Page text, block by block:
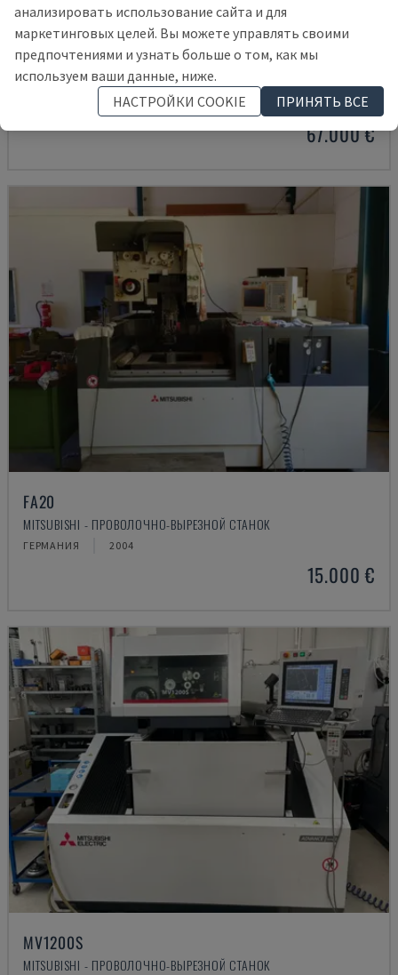
AG 600 L
SODICK - ПРОВОЛОЧНО-ВЫРЕЗНОЙ СТАНОК
2011
67.000 €
FA20
MITSUBISHI - ПРОВОЛОЧНО-ВЫРЕЗНОЙ СТАНОК
ГЕРМАНИЯ 2004
15.000 €
MV1200S
MITSUBISHI - ПРОВОЛОЧНО-ВЫРЕЗНОЙ СТАНОК
анализировать использование сайта и для
маркетинговых целей. Вы можете управлять своими
предпочтениями и узнать больше о том, как мы
используем ваши данные, ниже.
НАСТРОЙКИ COOKIE
ПРИНЯТЬ ВСЕ